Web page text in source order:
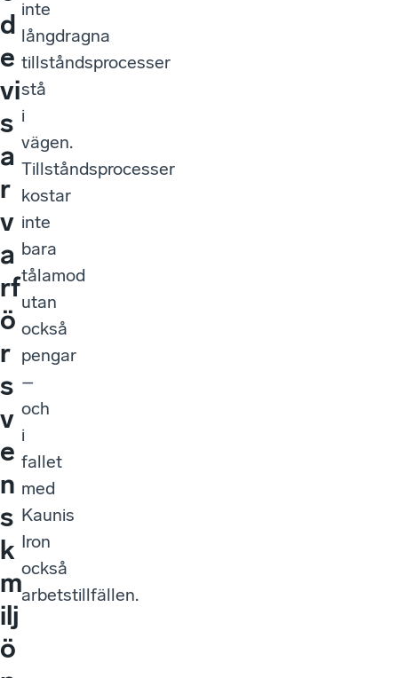
d
e
vi
s
a
r
v
a
rf
ö
r
s
v
e
n
s
k
m
ilj
ö
inte
långdragna
tillståndsprocesser
stå
i
vägen.
Tillståndsprocesser
kostar
inte
bara
tålamod
utan
också
pengar
–
och
i
fallet
med
Kaunis
Iron
också
arbetstillfällen.